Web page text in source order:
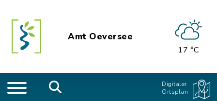
Amt Oeversee
17 °C
Digitaler
Ortsplan